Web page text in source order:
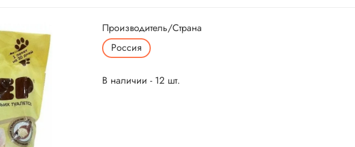
Производитель/Страна
Россия
В наличии - 12 шт.